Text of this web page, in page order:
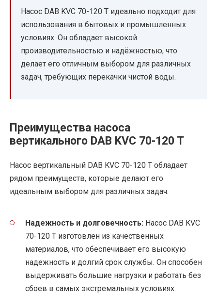
Насос DAB KVC 70-120 T идеально подходит для
использования в бытовых и промышленных
условиях. Он обладает высокой
производительностью и надёжностью, что
делает его отличным выбором для различных
задач, требующих перекачки чистой воды.
Преимущества насоса
вертикального DAB KVC 70-120 T
Насос вертикальный DAB KVC 70-120 T обладает
рядом преимуществ, которые делают его
идеальным выбором для различных задач.
Надежность и долговечность: Насос DAB KVC
70-120 T изготовлен из качественных
материалов, что обеспечивает его высокую
надежность и долгий срок службы. Он способен
выдерживать большие нагрузки и работать без
сбоев в самых экстремальных условиях.